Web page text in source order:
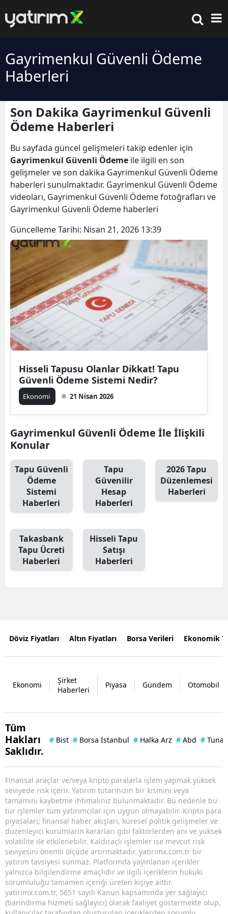
Gayrimenkul Güvenli Ödeme
Haberleri
Son Dakika Gayrimenkul Güvenli
Ödeme Haberleri
Bu sayfada güncel gelişmeleri takip edenler için
Gayrimenkul Güvenli Ödeme ile ilgili en son
gelişmeler ve son dakika Gayrimenkul Güvenli Ödeme
haberleri sunulmaktadır. Gayrimenkul Güvenli Ödeme
videoları, Gayrimenkul Güvenli Ödeme fotoğrafları ve
Gayrimenkul Güvenli Ödeme haberleri
Güncelleme Tarihi: Nisan 21, 2026 13:39
Hisseli Tapusu Olanlar Dikkat! Tapu
Güvenli Ödeme Sistemi Nedir?
Ekonomi 21 Nisan 2026
Gayrimenkul Güvenli Ödeme İle İlişkili
Konular
Tapu Güvenli
Ödeme
Sistemi
Haberleri
Tapu
Güvenilir
Hesap
Haberleri
2026 Tapu
Düzenlemesi
Haberleri
Takasbank
Tapu Ücreti
Haberleri
Hisseli Tapu
Satışı
Haberleri
Döviz Fiyatları Altın Fiyatları Borsa Verileri Ekonomik
Ekonomi
Şirket
Haberleri
Piyasa Gündem Otomobil
Tüm
Hakları
Saklıdır.
# Bist # Borsa İstanbul # Halka Arz # Abd # Tuna
Finansal araçlar ve/veya kripto paralarla işlem yapmak yüksek
seviyede risk içerir. Yatırım tutarınızın bir kısmını veya
tamamını kaybetme ihtimaliniz bulunmaktadır. Bu nedenle bu
tür işlemler tüm yatırımcılar için uygun olmayabilir. Kripto para
piyasaları; finansal haber akışları, küresel politik gelişmeler ve
düzenleyici kurumların kararları gibi faktörlerden ani ve yüksek
volatilite ile etkilenebilir. Kaldıraçlı işlemler ise mevcut risk
seviyesini önemli ölçüde artırmaktadır. yatirimx.com.tr bir
yatırım tavsiyesi sunmaz. Platformda yayınlanan içerikler
yalnızca bilgilendirme amaçlıdır ve ilgili içeriklerin hukuki
sorumluluğu tamamen içeriği üreten kişiye aittir.
yatirimx.com.tr, 5651 sayılı Kanun kapsamında yer sağlayıcı
(barındırma hizmeti sağlayıcı) olarak faaliyet göstermekte olup,